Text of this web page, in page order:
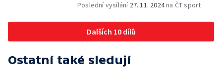
Poslední vysílání 27. 11. 2024na ČT sport
Dalších 10 dílů
Ostatní také sledují